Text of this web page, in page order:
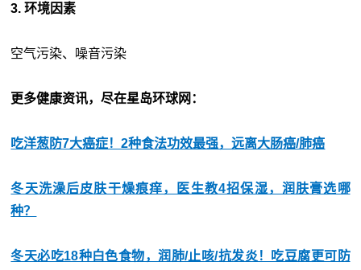
3. 环境因素
空气污染、噪音污染
更多健康资讯，尽在星岛环球网：
吃洋葱防7大癌症！2种食法功效最强，远离大肠癌/肺癌
冬天洗澡后皮肤干燥痕痒，医生教4招保湿，润肤膏选哪
种？
冬天必吃18种白色食物，润肺/止咳/抗发炎！吃豆腐更可防